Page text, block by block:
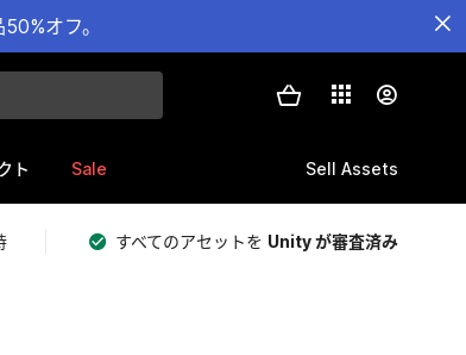
オフ。
ト Sale Sell Assets
すべてのアセットを Unity が審査済み